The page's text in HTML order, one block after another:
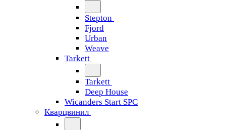
Stepton
Fjord
Urban
Weave
Tarkett
Tarkett
Deep House
Wicanders Start SPC
Кварцвинил